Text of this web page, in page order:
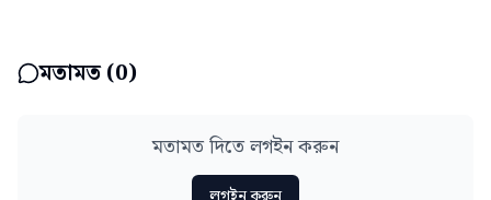
মতামত (0)
মতামত দিতে লগইন করুন